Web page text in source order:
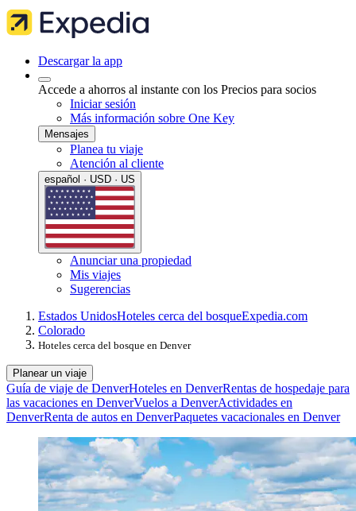
Descargar la app
Accede a ahorros al instante con los Precios para socios
Iniciar sesión
Más información sobre One Key
Mensajes
Planea tu viaje
Atención al cliente
español · USD · US
Anunciar una propiedad
Mis viajes
Sugerencias
Estados UnidosHoteles cerca del bosqueExpedia.com
Colorado
Hoteles cerca del bosque en Denver
Planear un viaje
Guía de viaje de DenverHoteles en DenverRentas de hospedaje para
las vacaciones en DenverVuelos a DenverActividades en
DenverRenta de autos en DenverPaquetes vacacionales en Denver